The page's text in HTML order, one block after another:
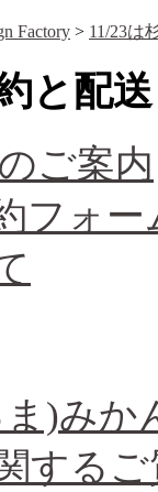
Factory > 11/23は
と配送
ご案内
フォー
)みか
するご